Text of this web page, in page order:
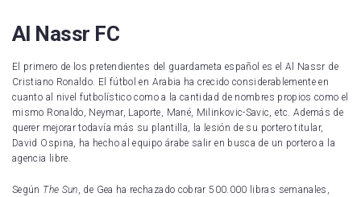
Al Nassr FC
El primero de los pretendientes del guardameta español es el Al Nassr de
Cristiano Ronaldo. El fútbol en Arabia ha crecido considerablemente en
cuanto al nivel futbolístico como a la cantidad de nombres propios como el
mismo Ronaldo, Neymar, Laporte, Mané, Milinkovic-Savic, etc. Además de
querer mejorar todavía más su plantilla, la lesión de su portero titular,
David Ospina, ha hecho al equipo árabe salir en busca de un portero a la
agencia libre.
Según The Sun , de Gea ha rechazado cobrar 500.000 libras semanales,